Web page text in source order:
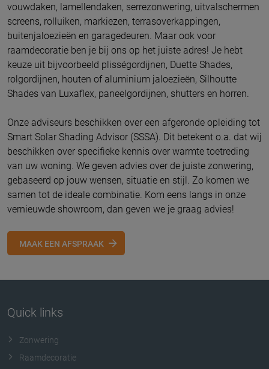
vouwdaken, lamellendaken, serrezonwering, uitvalschermen
screens, rolluiken, markiezen, terrasoverkappingen,
buitenjaloezieën en garagedeuren. Maar ook voor
raamdecoratie ben je bij ons op het juiste adres! Je hebt
keuze uit bijvoorbeeld plisségordijnen, Duette Shades,
rolgordijnen, houten of aluminium jaloezieën, Silhoutte
Shades van Luxaflex, paneelgordijnen, shutters en horren.
Onze adviseurs beschikken over een afgeronde opleiding tot
Smart Solar Shading Advisor (SSSA). Dit betekent o.a. dat wij
beschikken over specifieke kennis over warmte toetreding
van uw woning. We geven advies over de juiste zonwering,
gebaseerd op jouw wensen, situatie en stijl. Zo komen we
samen tot de ideale combinatie. Kom eens langs in onze
vernieuwde showroom, dan geven we je graag advies!
MAAK EEN AFSPRAAK
Quick links
Zonwering
Raamdecoratie